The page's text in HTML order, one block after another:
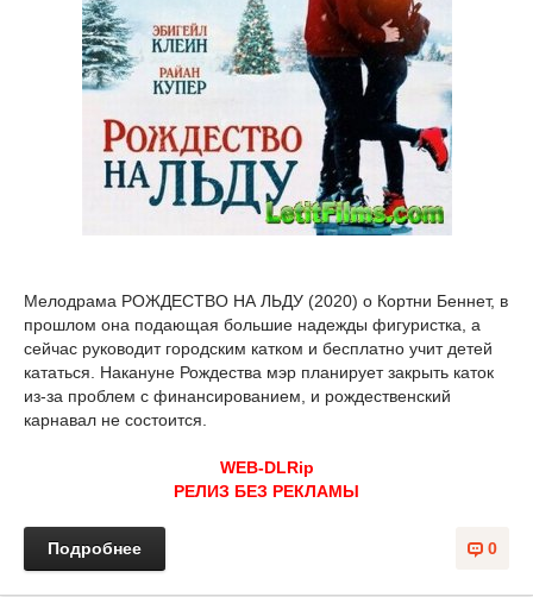
Мелодрама РОЖДЕСТВО НА ЛЬДУ (2020) о Кортни Беннет, в
прошлом она подающая большие надежды фигуристка, а
сейчас руководит городским катком и бесплатно учит детей
кататься. Накануне Рождества мэр планирует закрыть каток
из-за проблем с финансированием, и рождественский
карнавал не состоится.
WEB-DLRip
РЕЛИЗ БЕЗ РЕКЛАМЫ
0
Подробнее